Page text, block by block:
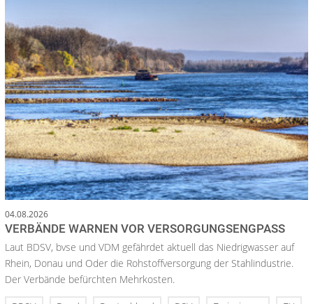
04.08.2026
VERBÄNDE WARNEN VOR VERSORGUNGSENGPASS
Laut BDSV, bvse und VDM gefährdet aktuell das Niedrigwasser auf
Rhein, Donau und Oder die Rohstoffversorgung der Stahlindustrie.
Der Verbände befürchten Mehrkosten.